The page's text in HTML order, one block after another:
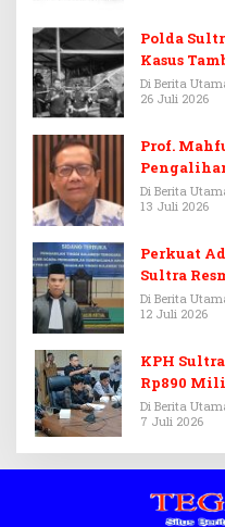
Polda
Kasus
Di Berita
26 Juli 2026
Prof.
Febrie
Di Berita
13 Juli 2026
Perkuat
Sultra
PERADI
Di Berita
12 Juli 2026
KPH
Rp890
Di Berita
7 Juli 2026